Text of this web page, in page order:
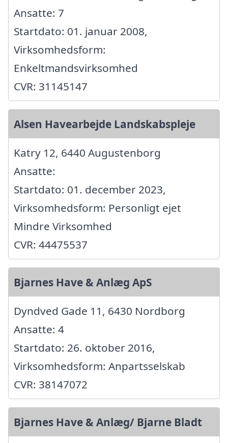
Ansatte: 7
Startdato: 01. januar 2008,
Virksomhedsform:
Enkeltmandsvirksomhed
CVR: 31145147
Alsen Havearbejde Landskabspleje
Katry 12, 6440 Augustenborg
Ansatte:
Startdato: 01. december 2023,
Virksomhedsform: Personligt ejet
Mindre Virksomhed
CVR: 44475537
Bjarnes Have & Anlæg ApS
Dyndved Gade 11, 6430 Nordborg
Ansatte: 4
Startdato: 26. oktober 2016,
Virksomhedsform: Anpartsselskab
CVR: 38147072
Bjarnes Have & Anlæg/ Bjarne Bladt